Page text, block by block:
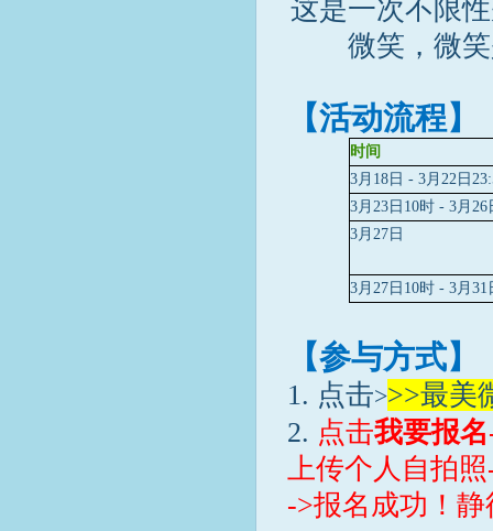
这是一次不限
微笑，微
【活动流程】
时间
3月18日 - 3月22日
3月23日10时 - 3月26
3月27日
3月27日10时 - 3月31
【参与方式】
1. 点击>>>最美
2. 点击我要报名
上传个人自拍
->报名成功！